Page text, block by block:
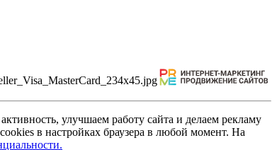
улучшаем работу сайта и делаем рекламу
в настройках браузера в любой момент. На